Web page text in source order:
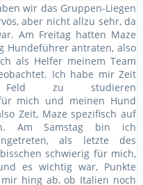
wir das Gruppen-Liegen
aber nicht allzu sehr, da
Am Freitag hatten Maze
Hundeführer antraten, also
als Helfer meinem Team
Ich habe mir Zeit
zu studieren
ür mich und meinen Hund
Zeit, Maze spezifisch auf
Am Samstag bin ich
als letzte des
schwierig für mich,
und eswichtig war, Punkte
mir hing ab, ob Italien noch